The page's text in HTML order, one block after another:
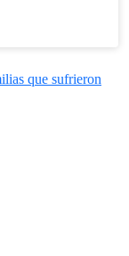
que sufrieron